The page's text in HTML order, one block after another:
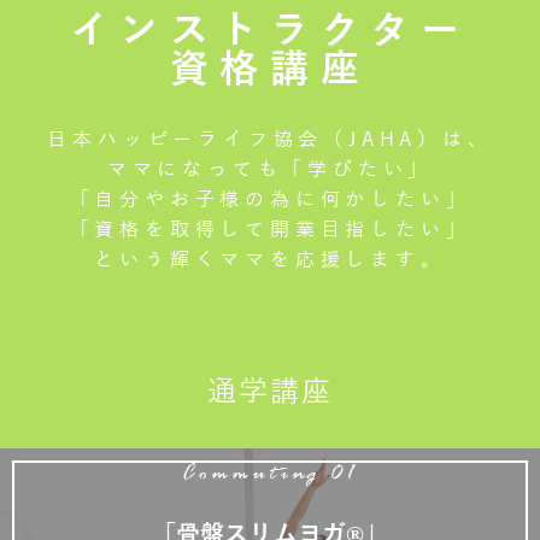
インストラクター
資格講座
日本ハッピーライフ協会（JAHA）は、
ママになっても「学びたい」
「自分やお子様の為に何かしたい」
「資格を取得して開業目指したい」
という輝くママを応援します。
通学講座
Commuting 01
「骨盤スリムヨガ®」